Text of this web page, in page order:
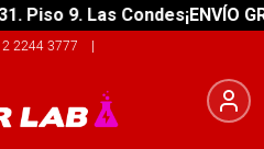
9. Las Condes¡ENVÍO
2244 3777 |